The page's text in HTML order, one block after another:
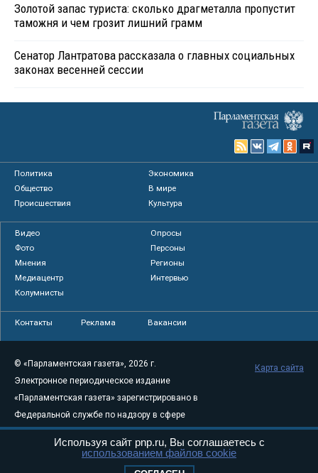
Золотой запас туриста: сколько драгметалла пропустит
таможня и чем грозит лишний грамм
Сенатор Лантратова рассказала о главных социальных
законах весенней сессии
Политика
Экономика
Общество
В мире
Происшествия
Культура
Видео
Опросы
Фото
Персоны
Мнения
Регионы
Медиацентр
Интервью
Колумнисты
Контакты Реклама Вакансии
© «Парламентская газета», 2026 г.
Электронное периодическое издание
«Парламентская газета» зарегистрировано в
Федеральной службе по надзору в сфере
связи, информационных технологий и
массовых коммуникаций (Роскомнадзор) 05
Карта сайта
Используя сайт pnp.ru, Вы соглашаетесь с
использованием файлов cookie